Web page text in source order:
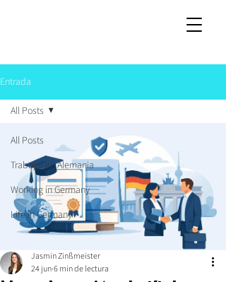
Entrada
All Posts
Trabajar en Alemania
Working in Germany
Life in Germany
All Posts
Jasmin Zinßmeister
24 jun6 min de lectura